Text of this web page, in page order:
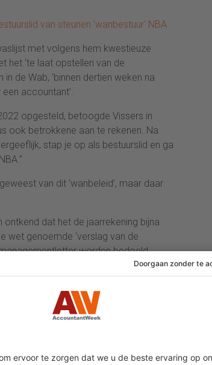
van steunen 'wanbestuur' NBA
met volgens hem kwestieuze
het ‘te laat opstellen van de
de Wab, ‘binnen dertien weken na
accountant’.
opgesteld, betoogde Vissers in
ook betrokkene aan te rekenen. Na
stap je op als bestuurslid en ga
van dit ‘wanbeleid’, maar daar
ontkend dat het de jaarrekening bijna
wet genoemde ‘verslag van de
worden bedoeld.
uitspraak is er in artikel 29 Wab
en hoeft de jaarrekening niet
zijn opgesteld, maar binnen zes
op 23 mei 2022. Oftewel binnen
tuchtrechters: ‘Dit betekent dat het